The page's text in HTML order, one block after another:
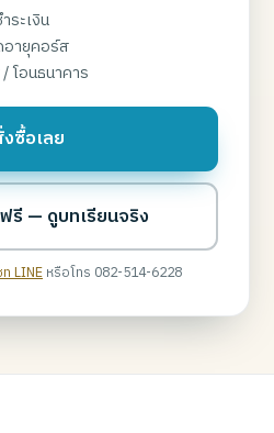
ระเงิน
อายุคอร์ส
โอนธนาคาร
ซื้อเลย
รี — ดูบทเรียนจริง
LINEหรือโทร 082-514-6228